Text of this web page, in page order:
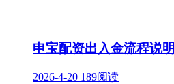
申宝配资出入金流程说明
2026-4-20 189阅读